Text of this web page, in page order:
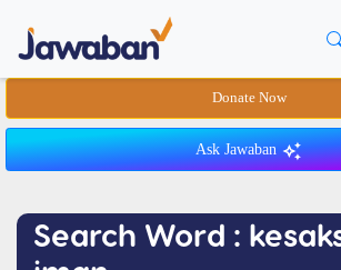
Donate Now
Ask Jawaban
Search Word :